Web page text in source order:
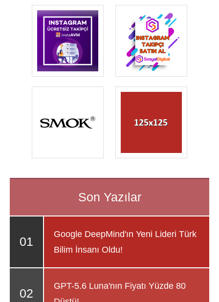
Google DeepMind'ın Yeni Lideri Türk
Bilim İnsanı Oldu!
GPT-5.6 Luna'nın Fiyatı Yüzde 80